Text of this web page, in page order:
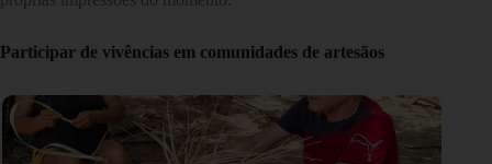
Participar de vivências em comunidades de artesãos